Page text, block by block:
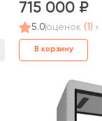
715 000
5.0 оценок (1)
В корзину